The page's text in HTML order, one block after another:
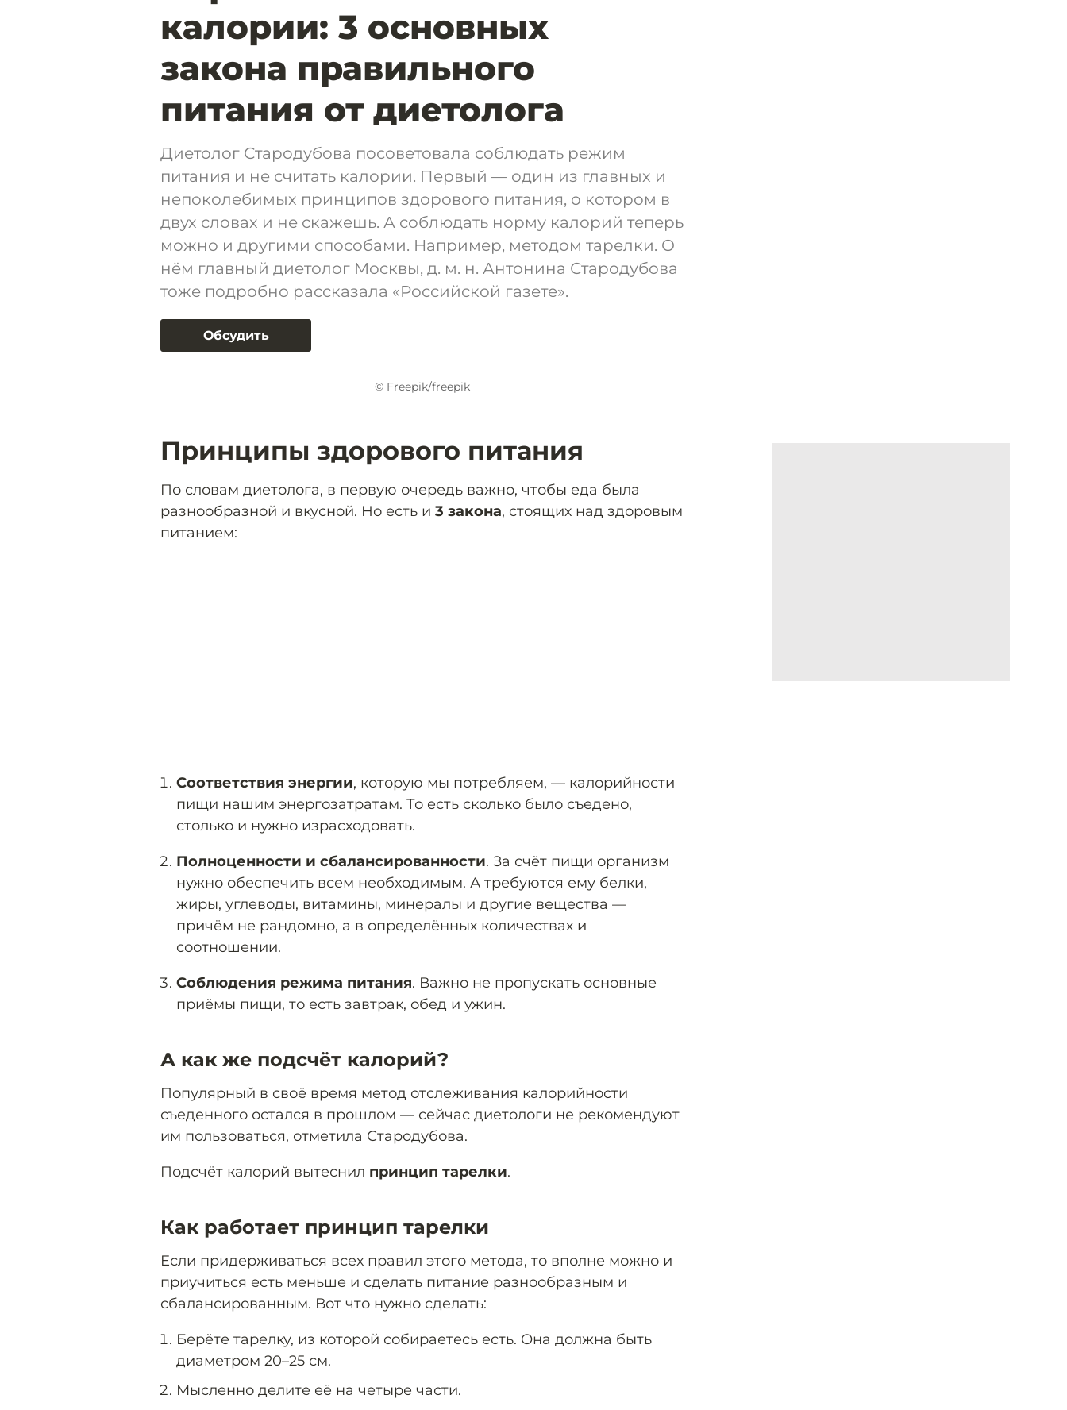
калории: 3 основных
закона правильного
питания от диетолога
Диетолог Стародубова посоветовала соблюдать режим
питания и не считать калории. Первый — один из главных и
непоколебимых принципов здорового питания, о котором в
двух словах и не скажешь. А соблюдать норму калорий теперь
можно и другими способами. Например, методом тарелки. О
нём главный диетолог Москвы, д. м. н. Антонина Стародубова
тоже подробно рассказала «Российской газете».
Обсудить
© Freepik/freepik
Принципы здорового питания
По словам диетолога, в первую очередь важно, чтобы еда была
разнообразной и вкусной. Но есть и 3 закона, стоящих над здоровым
питанием:
Соответствия энергии, которую мы потребляем, — калорийности
пищи нашим энергозатратам. То есть сколько было съедено,
столько и нужно израсходовать.
Полноценности и сбалансированности. За счёт пищи организм
нужно обеспечить всем необходимым. А требуются ему белки,
жиры, углеводы, витамины, минералы и другие вещества —
причём не рандомно, а в определённых количествах и
соотношении.
Соблюдения режима питания. Важно не пропускать основные
приёмы пищи, то есть завтрак, обед и ужин.
А как же подсчёт калорий?
Популярный в своё время метод отслеживания калорийности
съеденного остался в прошлом — сейчас диетологи не рекомендуют
им пользоваться, отметила Стародубова.
Подсчёт калорий вытеснил принцип тарелки.
Как работает принцип тарелки
Если придерживаться всех правил этого метода, то вполне можно и
приучиться есть меньше и сделать питание разнообразным и
сбалансированным. Вот что нужно сделать:
Берёте тарелку, из которой собираетесь есть. Она должна быть
диаметром 20–25 см.
Мысленно делите её на четыре части.